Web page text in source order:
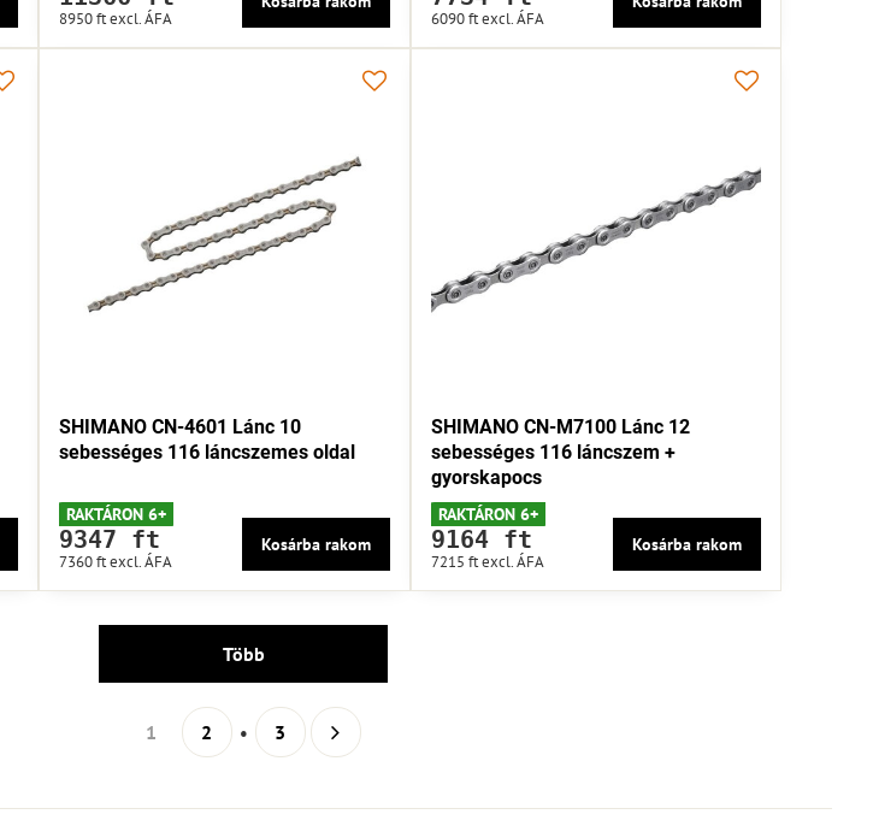
8950 ftexcl. ÁFA 6090 ftexcl. ÁFA
SHIMANO CN-4601 Lánc 10
sebességes 116 láncszemes oldal
RAKTÁRON 6+
9347 ft
7360 ftexcl. ÁFA
Kosárba rakom
SHIMANO CN-M7100 Lánc 12
sebességes 116 láncszem +
gyorskapocs
RAKTÁRON 6+
9164 ft
7215 ftexcl. ÁFA
Kosárba rakom
Több
1 2 3